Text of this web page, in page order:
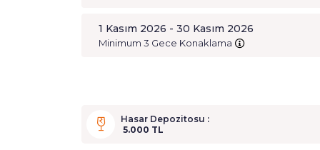
1 Kasım 2026 - 30 Kasım 2026
Minimum 3 Gece Konaklama
Hasar Depozitosu :
5.000 TL